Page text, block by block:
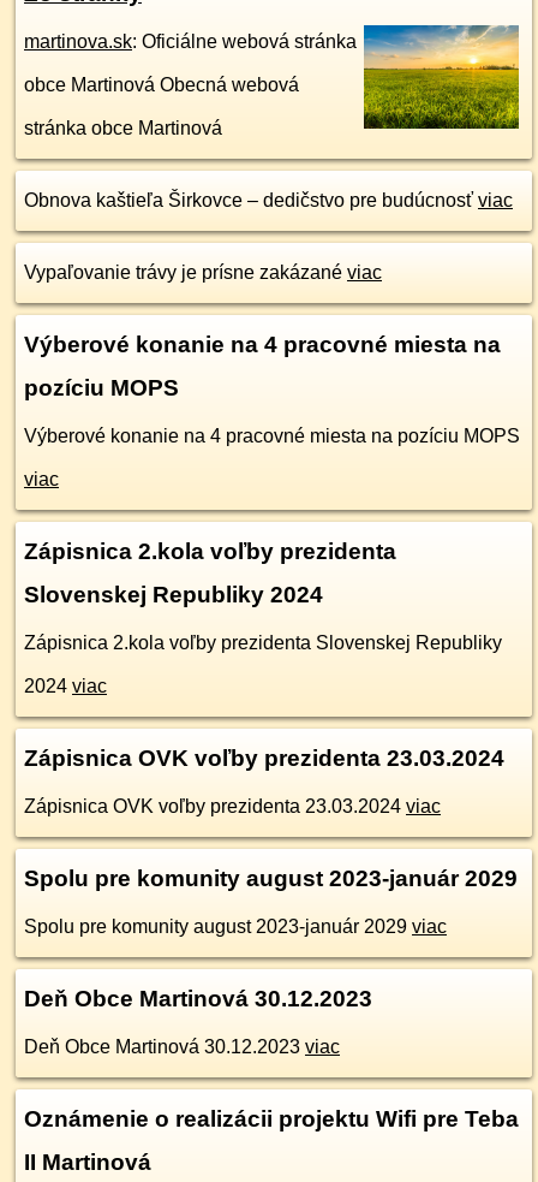
martinova.sk: Oficiálne webová stránka
obce Martinová Obecná webová
stránka obce Martinová
Obnova kaštieľa Širkovce – dedičstvo pre budúcnosť viac
Vypaľovanie trávy je prísne zakázané viac
Výberové konanie na 4 pracovné miesta na
pozíciu MOPS
Výberové konanie na 4 pracovné miesta na pozíciu MOPS
viac
Zápisnica 2.kola voľby prezidenta
Slovenskej Republiky 2024
Zápisnica 2.kola voľby prezidenta Slovenskej Republiky
2024 viac
Zápisnica OVK voľby prezidenta 23.03.2024
Zápisnica OVK voľby prezidenta 23.03.2024 viac
Spolu pre komunity august 2023-január 2029
Spolu pre komunity august 2023-január 2029 viac
Deň Obce Martinová 30.12.2023
Deň Obce Martinová 30.12.2023 viac
Oznámenie o realizácii projektu Wifi pre Teba
II Martinová